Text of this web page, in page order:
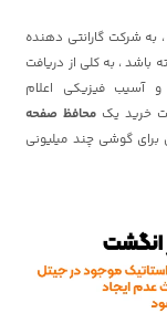
به شرکت گارانتی دهنده
باشد ، به کلی از دریافت
آسیب فیزیکی اعلام
خرید یک محافظ صفحه
برای گوشی چند میلیونی